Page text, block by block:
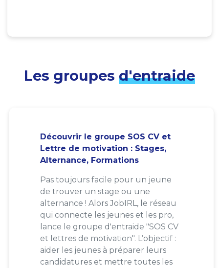
Les groupes d'entraide
Découvrir le groupe SOS CV et
Lettre de motivation : Stages,
Alternance, Formations
Pas toujours facile pour un jeune
de trouver un stage ou une
alternance ! Alors JobIRL, le réseau
qui connecte les jeunes et les pro,
lance le groupe d'entraide "SOS CV
et lettres de motivation". L’objectif :
aider les jeunes à préparer leurs
candidatures et mettre toutes les